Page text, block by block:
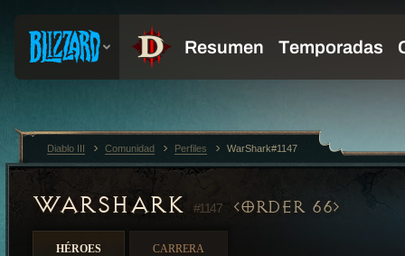
WARSHARK #1147 ORDER 66
HÉROES CARRERA
Diablo III Comunidad Perfiles WarShark#1147